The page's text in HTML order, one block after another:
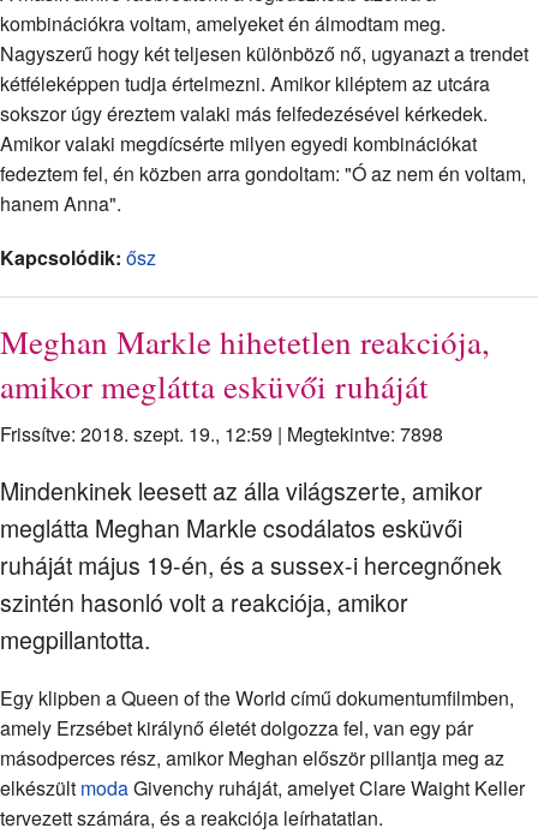
kombinációkra voltam, amelyeket én álmodtam meg.
Nagyszerű hogy két teljesen különböző nő, ugyanazt a trendet
kétféleképpen tudja értelmezni. Amikor kiléptem az utcára
sokszor úgy éreztem valaki más felfedezésével kérkedek.
Amikor valaki megdícsérte milyen egyedi kombinációkat
fedeztem fel, én közben arra gondoltam: "Ó az nem én voltam,
hanem Anna".
Kapcsolódik: ősz
Meghan Markle hihetetlen reakciója,
amikor meglátta esküvői ruháját
Frissítve: 2018. szept. 19., 12:59 | Megtekintve: 7898
Mindenkinek leesett az álla világszerte, amikor
meglátta Meghan Markle csodálatos esküvői
ruháját május 19-én, és a sussex-i hercegnőnek
szintén hasonló volt a reakciója, amikor
megpillantotta.
Egy klipben a Queen of the World című dokumentumfilmben,
amely Erzsébet királynő életét dolgozza fel, van egy pár
másodperces rész, amikor Meghan először pillantja meg az
elkészült modaGivenchy ruháját, amelyet Clare Waight Keller
tervezett számára, és a reakciója leírhatatlan.